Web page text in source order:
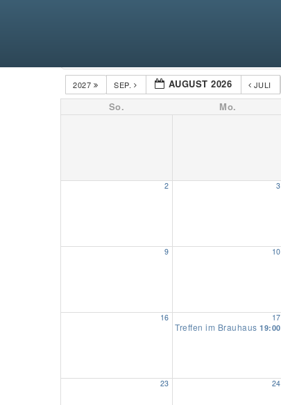
JULI
AUGUST 2026
SEP.
2027
So. Mo.
2 3
9 10
16 17
Treffen im Brauhaus 19:00
23 24